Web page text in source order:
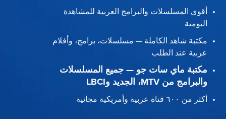
أقوى المسلسلات والبرامج العربية للمشاهدة
اليومية
مكتبة شاهد الكاملة — مسلسلات، برامج، وأفلام
عربية عند الطلب
مكتبة ماي سات جو — جميع المسلسلات
والبرامج من MTV، الجديد وLBCI
أكثر من ٦٠٠ قناة عربية وأمريكية مجانية